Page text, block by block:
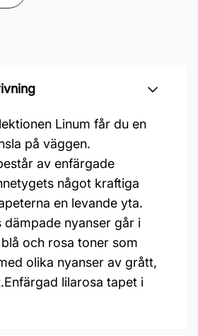
Linum får du en
på väggen.
av enfärgade
något kraftiga
en levande yta.
dämpade nyanser går i
och rosa toner som
olika nyanser av grått,
lilarosa tapet i